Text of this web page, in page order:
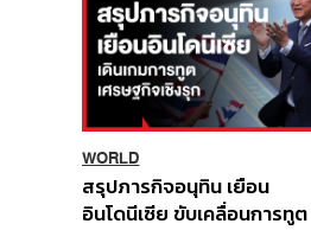
WORLD
สรุปภารกิจอนุทิน เยือน
อินโดนีเซีย ขับเคลื่อนการทูต